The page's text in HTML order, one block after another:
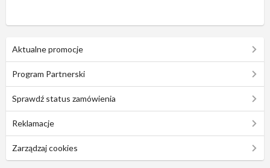
Aktualne promocje
Program Partnerski
Sprawdź status zamówienia
Reklamacje
Zarządzaj cookies